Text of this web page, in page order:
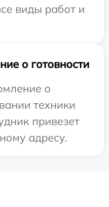
виды работ и
о готовности
о
техники
привезет
адресу.